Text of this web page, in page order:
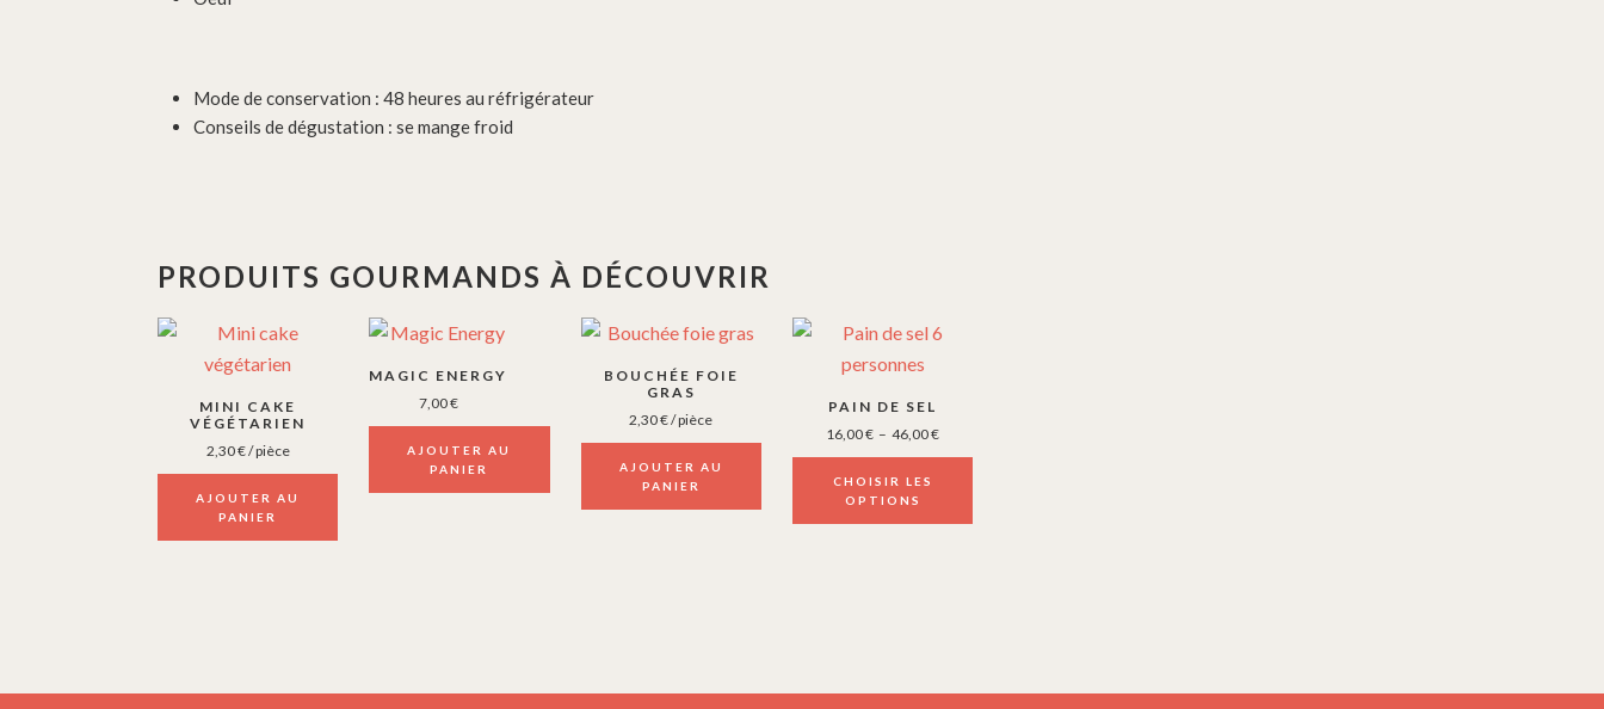
Mode de conservation : 48 heures au réfrigérateur
Conseils de dégustation : se mange froid
PRODUITS GOURMANDS À DÉCOUVRIR
MINI CAKE
VÉGÉTARIEN
2,30€/ pièce
AJOUTER AU
PANIER
MAGIC ENERGY
7,00€
AJOUTER AU
PANIER
BOUCHÉE FOIE
GRAS
2,30€/ pièce
AJOUTER AU
PANIER
PAIN DE SEL
16,00€ – 46,00€Plage
de
à
CHOISIR LES
OPTIONS
Ce
produit
plusieurs
variations.